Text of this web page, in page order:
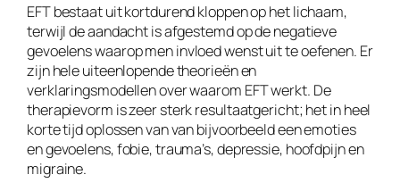
EFT bestaat uit kortdurend kloppen op het lichaam,
terwijl de aandacht is afgestemd op de negatieve
gevoelens waarop men invloed wenst uit te oefenen. Er
zijn hele uiteenlopende theorieën en
verklaringsmodellen over waarom EFT werkt. De
therapievorm is zeer sterk resultaatgericht; het in heel
korte tijd oplossen van van bijvoorbeeld een emoties
en gevoelens, fobie, trauma’s, depressie, hoofdpijn en
migraine.